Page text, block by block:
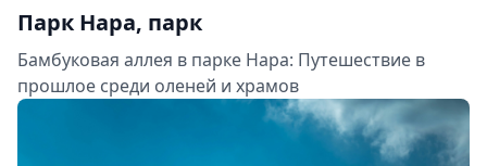
Парк Нара, парк
Бамбуковая аллея в парке Нара: Путешествие в
прошлое среди оленей и храмов